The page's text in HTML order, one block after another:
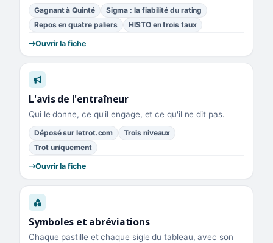
Gagnant à Quinté
Sigma : la fiabilité du rating
Repos en quatre paliers
HISTO en trois taux
Ouvrir la fiche
L'avis de l'entraîneur
Qui le donne, ce qu'il engage, et ce qu'il ne dit pas.
Déposé sur letrot.com
Trois niveaux
Trot uniquement
Ouvrir la fiche
Symboles et abréviations
Chaque pastille et chaque sigle du tableau, avec son